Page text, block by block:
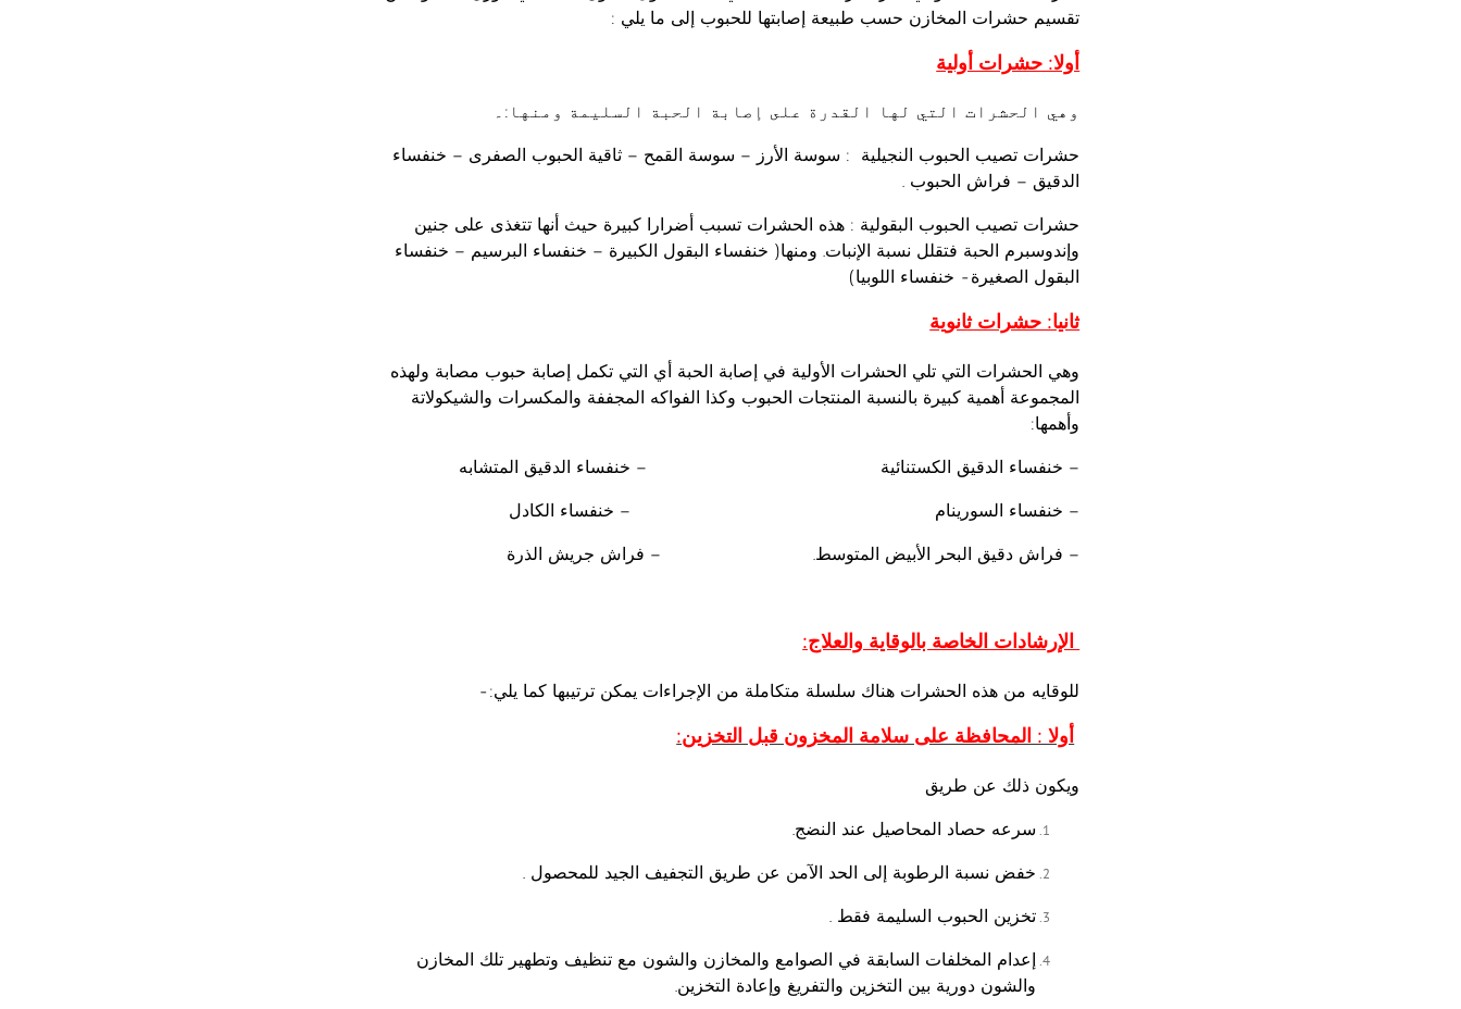
تقسيم حشرات المخازن حسب طبيعة إصابتها للحبوب إلى ما يلي :
أولا: حشرات أولية
وهي الحشرات التي لها القدرة على إصابة الحبة السليمة ومنها:۔
حشرات تصيب الحبوب النجيلية : سوسة الأرز – سوسة القمح – ثاقية الحبوب الصفری – خنفساء
الدقيق – فراش الحبوب .
حشرات تصيب الحبوب البقولية : هذه الحشرات تسبب أضرارا كبيرة حيث أنها تتغذى على جنين
وإندوسبرم الحبة فتقلل نسبة الإنبات. ومنها( خنفساء البقول الكبيرة – خنفساء البرسيم – خنفساء
البقول الصغيرة- خنفساء اللوبيا)
ثانيا: حشرات ثانوية
وهي الحشرات التي تلي الحشرات الأولية في إصابة الحبة أي التي تكمل إصابة حبوب مصابة ولهذه
المجموعة أهمية كبيرة بالنسبة المنتجات الحبوب وكذا الفواكه المجففة والمكسرات والشيكولاتة
وأهمها:
– خنفساء الدقيق الكستنائية – خنفساء الدقيق المتشابه
– خنفساء السورينام – خنفساء الكادل
– فراش دقيق البحر الأبيض المتوسط. – فراش جريش الذرة
الإرشادات الخاصة بالوقاية والعلاج:
للوقايه من هذه الحشرات هناك سلسلة متكاملة من الإجراءات يمكن ترتيبها كما يلي:-
أولا : المحافظة على سلامة المخزون قبل التخزين:
ويكون ذلك عن طريق
سرعه حصاد المحاصيل عند النضج.
خفض نسبة الرطوبة إلى الحد الآمن عن طريق التجفيف الجيد للمحصول .
تخزين الحبوب السليمة فقط .
إعدام المخلفات السابقة في الصوامع والمخازن والشون مع تنظيف وتطهير تلك المخازن
والشون دورية بين التخزين والتفريغ وإعادة التخزين.